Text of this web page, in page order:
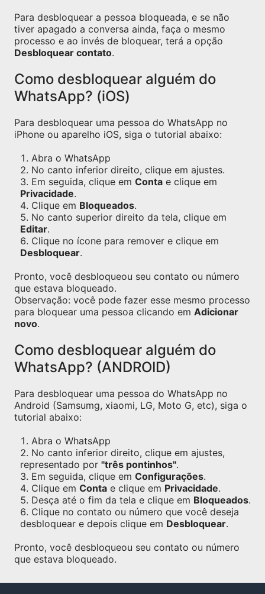
Para desbloquear a pessoa bloqueada, e se não
tiver apagado a conversa ainda, faça o mesmo
processo e ao invés de bloquear, terá a opção
Desbloquear contato.
Como desbloquear alguém do
WhatsApp? (iOS)
Para desbloquear uma pessoa do WhatsApp no
iPhone ou aparelho iOS, siga o tutorial abaixo:
Abra o WhatsApp
No canto inferior direito, clique em ajustes.
Em seguida, clique em Conta e clique em
Privacidade.
Clique em Bloqueados.
No canto superior direito da tela, clique em
Editar.
Clique no ícone para remover e clique em
Desbloquear.
Pronto, você desbloqueou seu contato ou número
que estava bloqueado.
Observação: você pode fazer esse mesmo processo
para bloquear uma pessoa clicando em Adicionar
novo.
Como desbloquear alguém do
WhatsApp? (ANDROID)
Para desbloquear uma pessoa do WhatsApp no
Android (Samsumg, xiaomi, LG, Moto G, etc), siga o
tutorial abaixo:
Abra o WhatsApp
No canto inferior direito, clique em ajustes,
representado por "três pontinhos".
Em seguida, clique em Configurações.
Clique em Conta e clique em Privacidade.
Desça até o fim da tela e clique em Bloqueados.
Clique no contato ou número que você deseja
desbloquear e depois clique em Desbloquear.
Pronto, você desbloqueou seu contato ou número
que estava bloqueado.